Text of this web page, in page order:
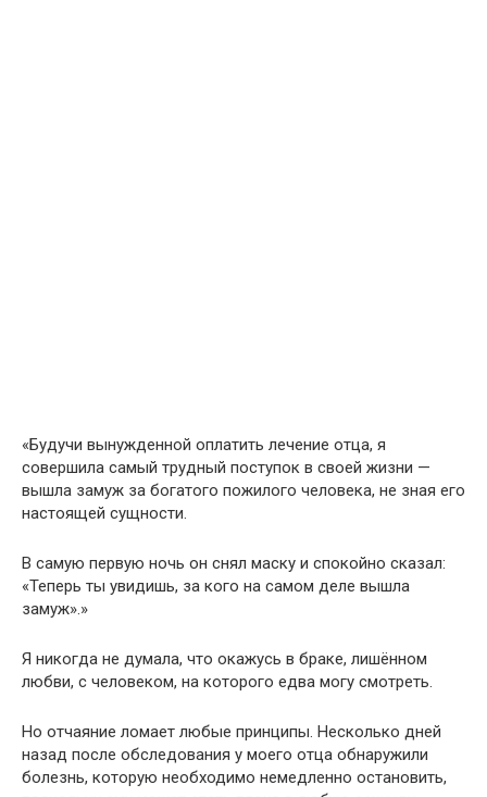
«Будучи вынужденной оплатить лечение отца, я
совершила самый трудный поступок в своей жизни —
вышла замуж за богатого пожилого человека, не зная его
настоящей сущности.
В самую первую ночь он снял маску и спокойно сказал:
«Теперь ты увидишь, за кого на самом деле вышла
замуж».»
Я никогда не думала, что окажусь в браке, лишённом
любви, с человеком, на которого едва могу смотреть.
Но отчаяние ломает любые принципы. Несколько дней
назад после обследования у моего отца обнаружили
болезнь, которую необходимо немедленно остановить,